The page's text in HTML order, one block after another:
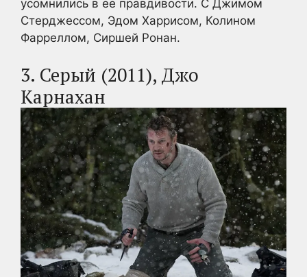
усомнились в ее правдивости. С Джимом
Стерджессом, Эдом Харрисом, Колином
Фарреллом, Сиршей Ронан.
3. Серый (2011), Джо
Карнахан